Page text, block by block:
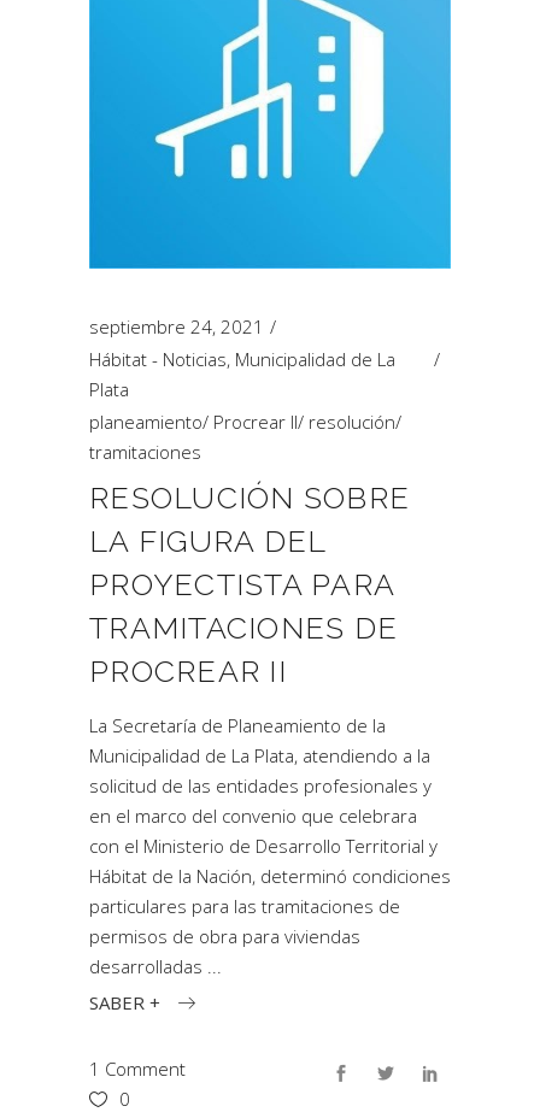
septiembre 24, 2021
Hábitat - Noticias, Municipalidad de La
Plata
planeamiento/ Procrear II/ resolución/
tramitaciones
RESOLUCIÓN SOBRE
LA FIGURA DEL
PROYECTISTA PARA
TRAMITACIONES DE
PROCREAR II
La Secretaría de Planeamiento de la
Municipalidad de La Plata, atendiendo a la
solicitud de las entidades profesionales y
en el marco del convenio que celebrara
con el Ministerio de Desarrollo Territorial y
Hábitat de la Nación, determinó condiciones
particulares para las tramitaciones de
permisos de obra para viviendas
desarrolladas
SABER +
1 Comment
0